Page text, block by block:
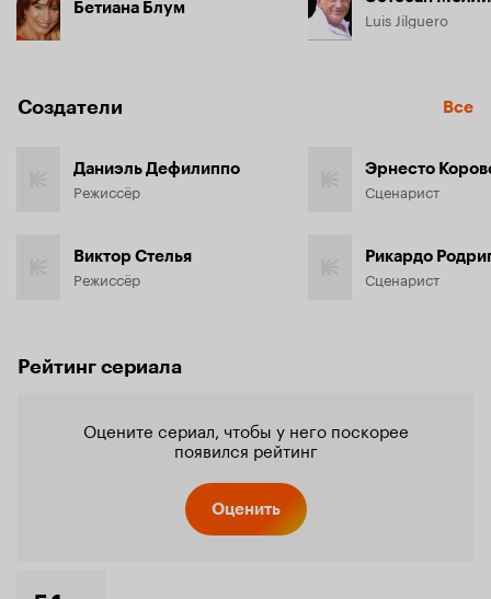
Бетиана Блум Luis Jilguero
Создатели Все
Даниэль Дефилиппо
Режиссёр
Виктор Стелья
Режиссёр
Эрнесто
Сценарист
Рикардо
Сценарист
Рейтинг сериала
Оцените сериал, чтобы у него поскорее
появился рейтинг
Оценить